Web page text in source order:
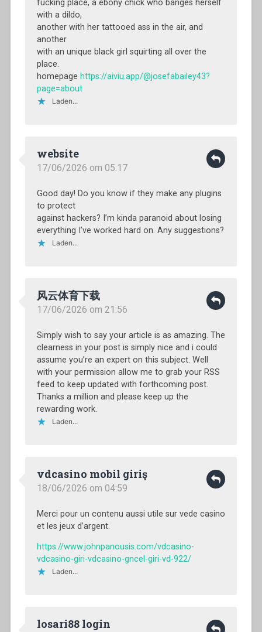
fucking place, a ebony chick who banges herself
with a dildo,
another with her tattooed ass in the air, and
another
with an unique black girl squirting all over the
place.
homepage https://aiviu.app/@josefabailey43?
page=about
Laden...
website
17/06/2026 om 05:17
Good day! Do you know if they make any plugins
to protect
against hackers? I’m kinda paranoid about losing
everything I’ve worked hard on. Any suggestions?
Laden...
风云体育下载
17/06/2026 om 21:56
Simply wish to say your article is as amazing. The
clearness in your post is simply nice and i could
assume you’re an expert on this subject. Well
with your permission allow me to grab your RSS
feed to keep updated with forthcoming post.
Thanks a million and please keep up the
rewarding work.
Laden...
vdcasino mobil giriş
18/06/2026 om 04:59
Merci pour un contenu aussi utile sur vede casino
et les jeux d’argent.
https://www.johnpanousis.com/vdcasino-
vdcasino-giri-vdcasino-gncel-giri-vd-922/
Laden...
losari88 login